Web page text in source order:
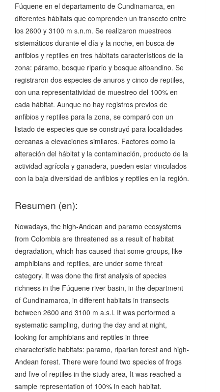
Fúquene en el departamento de Cundinamarca, en
diferentes hábitats que comprenden un transecto entre
los 2600 y 3100 m s.n.m. Se realizaron muestreos
sistemáticos durante el día y la noche, en busca de
anfibios y reptiles en tres hábitats característicos de la
zona: páramo, bosque ripario y bosque altoandino. Se
registraron dos especies de anuros y cinco de reptiles,
con una representatividad de muestreo del 100% en
cada hábitat. Aunque no hay registros previos de
anfibios y reptiles para la zona, se comparó con un
listado de especies que se construyó para localidades
cercanas a elevaciones similares. Factores como la
alteración del hábitat y la contaminación, producto de la
actividad agrícola y ganadera, pueden estar vinculados
con la baja diversidad de anfibios y reptiles en la región.
Resumen (en):
Nowadays, the high-Andean and paramo ecosystems
from Colombia are threatened as a result of habitat
degradation, which has caused that some groups, like
amphibians and reptiles, are under some threat
category. It was done the first analysis of species
richness in the Fúquene river basin, in the department
of Cundinamarca, in different habitats in transects
between 2600 and 3100 m a.s.l. It was performed a
systematic sampling, during the day and at night,
looking for amphibians and reptiles in three
characteristic habitats: paramo, riparian forest and high-
Andean forest. There were found two species of frogs
and five of reptiles in the study area, It was reached a
sample representation of 100% in each habitat.